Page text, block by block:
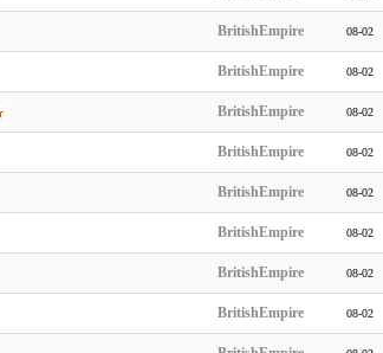
BritishEmpire 08-02
BritishEmpire 08-02
BritishEmpire 08-02
BritishEmpire 08-02
BritishEmpire 08-02
BritishEmpire 08-02
BritishEmpire 08-02
BritishEmpire 08-02